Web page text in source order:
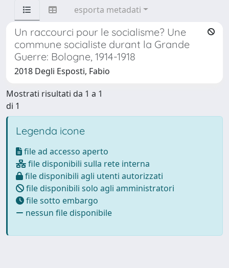
esporta metadati
Un raccourci pour le socialisme? Une
commune socialiste durant la Grande
Guerre: Bologne, 1914-1918
2018 Degli Esposti, Fabio
Mostrati risultati da 1 a 1
di 1
Legenda icone
file ad accesso aperto
file disponibili sulla rete interna
file disponibili agli utenti autorizzati
file disponibili solo agli amministratori
file sotto embargo
nessun file disponibile